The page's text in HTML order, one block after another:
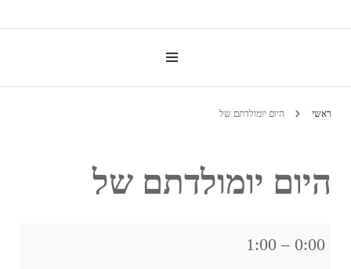
ראשי היום יומולדתם של
היום יומולדתם של
היום
0:00
–
1:00